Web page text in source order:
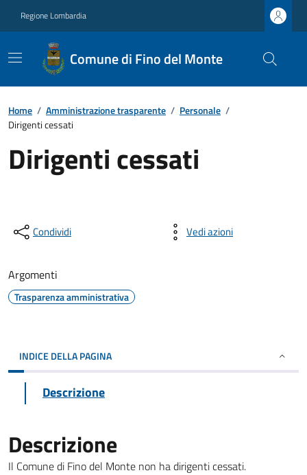
Regione Lombardia
Comune di Fino del Monte
Home / Amministrazione trasparente / Personale /
Dirigenti cessati
Dirigenti cessati
Condividi Vedi azioni
Argomenti
Trasparenza amministrativa
INDICE DELLA PAGINA
Descrizione
Descrizione
Il Comune di Fino del Monte non ha dirigenti cessati.